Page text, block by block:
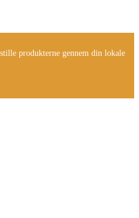
produkterne gennem din lokale